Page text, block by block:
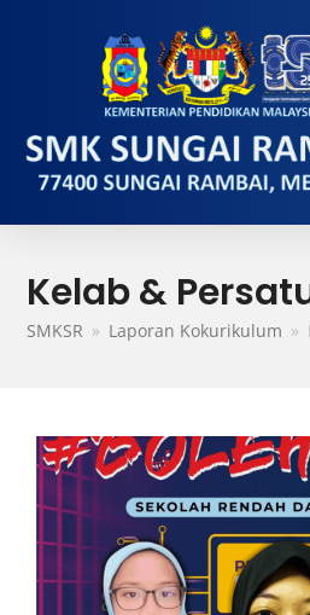
Kelab &
SMKSR » Laporan Kokurikulum »